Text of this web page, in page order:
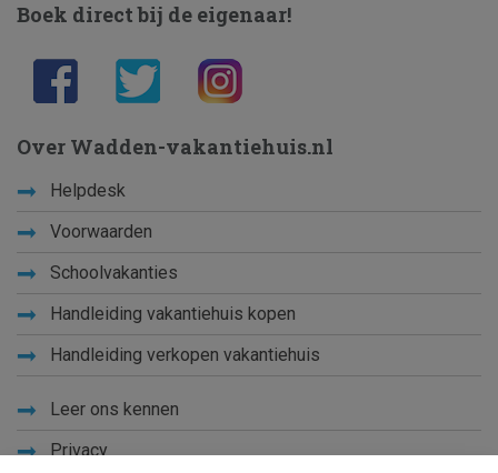
Boek direct bij de eigenaar!
Over Wadden-vakantiehuis.nl
Helpdesk
Voorwaarden
Schoolvakanties
Handleiding vakantiehuis kopen
Handleiding verkopen vakantiehuis
Leer ons kennen
Privacy